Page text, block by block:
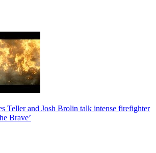
Teller and Josh Brolin talk intense firefighter
Brave’